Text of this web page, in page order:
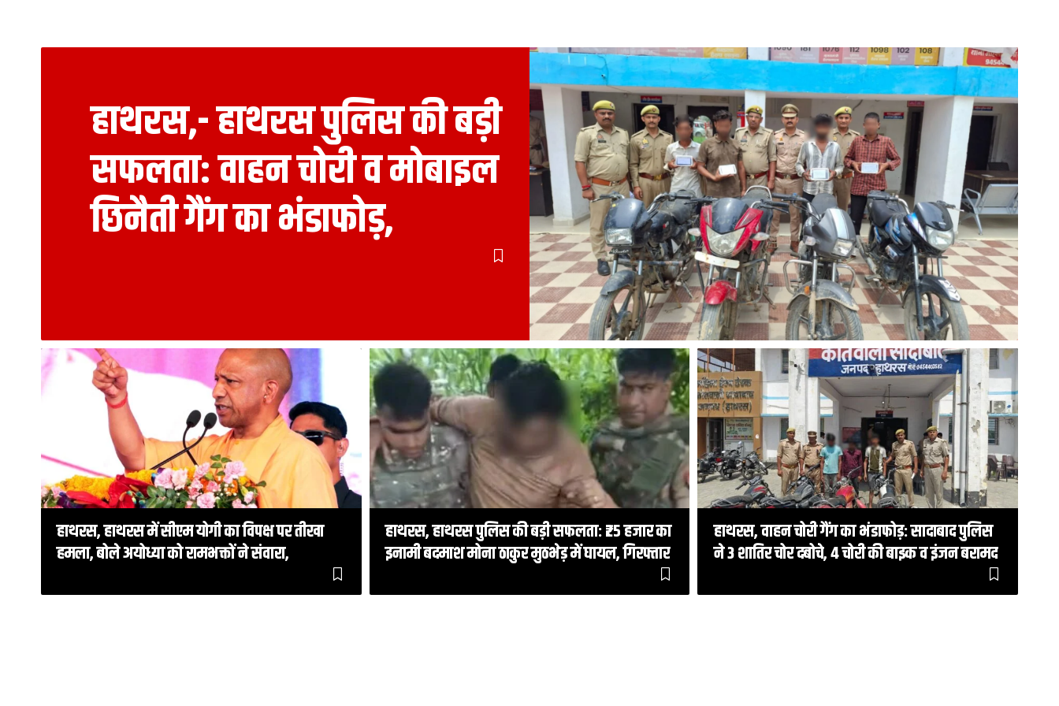
हाथरस,- हाथरस पुलिस की बड़ी
सफलता: वाहन चोरी व मोबाइल
छिनैती गैंग का भंडाफोड़,
हाथरस, हाथरस में सीएम योगी का विपक्ष पर तीखा
हमला, बोले अयोध्या को रामभक्तों ने संवारा,
हाथरस, हाथरस पुलिस की बड़ी सफलता: ₹25 हजार का
इनामी बदमाश मोना ठाकुर मुठभेड़ में घायल, गिरफ्तार
हाथरस, वाहन चोरी गैंग का भंडाफोड़: सादाबाद पुलिस
ने 3 शातिर चोर दबोचे, 4 चोरी की बाइक व इंजन बरामद